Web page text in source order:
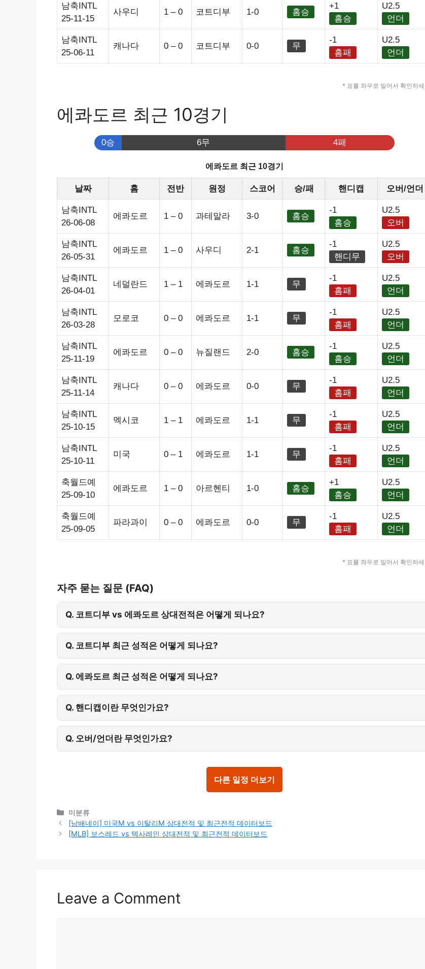
남축INTL
25-11-15
사우디 1 – 0 코트디부 1-0 홈승
+1
홈승
U2.5
언더
남축INTL
25-06-11
캐나다 0 – 0 코트디부 0-0 무
-1
홈패
U2.5
언더
* 표를 좌우로 밀어서 확인하
에콰도르 최근 10경기
0승 6무 4패
에콰도르 최근 10경기
날짜 홈 전반 원정 스코어 승/패 핸디캡 오버/언더
남축INTL
26-06-08
에콰도르 1 – 0 과테말라 3-0 홈승
-1
홈승
U2.5
오버
남축INTL
26-05-31
에콰도르 1 – 0 사우디 2-1 홈승
-1
핸디무
U2.5
오버
남축INTL
26-04-01
네덜란드 1 – 1 에콰도르 1-1 무
-1
홈패
U2.5
언더
남축INTL
26-03-28
모로코 0 – 0 에콰도르 1-1 무
-1
홈패
U2.5
언더
남축INTL
25-11-19
에콰도르 0 – 0 뉴질랜드 2-0 홈승
-1
홈승
U2.5
언더
남축INTL
25-11-14
캐나다 0 – 0 에콰도르 0-0 무
-1
홈패
U2.5
언더
남축INTL
25-10-15
멕시코 1 – 1 에콰도르 1-1 무
-1
홈패
U2.5
언더
남축INTL
25-10-11
미국 0 – 1 에콰도르 1-1 무
-1
홈패
U2.5
언더
축월드예
25-09-10
에콰도르 1 – 0 아르헨티 1-0 홈승
+1
홈승
U2.5
언더
축월드예
25-09-05
파라과이 0 – 0 에콰도르 0-0 무
-1
홈패
U2.5
언더
* 표를 좌우로 밀어서 확인하
자주 묻는 질문 (FAQ)
Q. 코트디부 vs 에콰도르 상대전적은 어떻게 되나요?
Q. 코트디부 최근 성적은 어떻게 되나요?
Q. 에콰도르 최근 성적은 어떻게 되나요?
Q. 핸디캡이란 무엇인가요?
Q. 오버/언더란 무엇인가요?
다른 일정 더보기
Categories
미분류
[남배네이] 미국M vs 이탈리M 상대전적 및 최근전적 데이터보드
[MLB] 보스레드 vs 텍사레인 상대전적 및 최근전적 데이터보드
Leave a Comment